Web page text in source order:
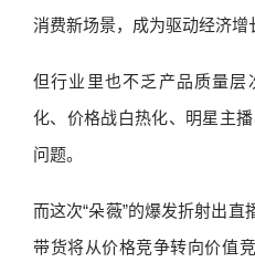
消费新场景，成为驱动经济增
但行业里也不乏产品质量
化、价格战白热化、明星主
问题。
而这次“朵薇”的爆发折射出
带货将从价格竞争转向价值